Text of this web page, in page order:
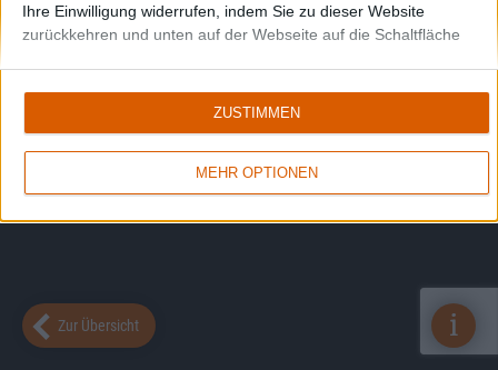
Ihre Einwilligung widerrufen, indem Sie zu dieser Website
zurückkehren und unten auf der Webseite auf die Schaltfläche
MEHR OPTIONEN
ZUSTIMMEN
Zur Übersicht i